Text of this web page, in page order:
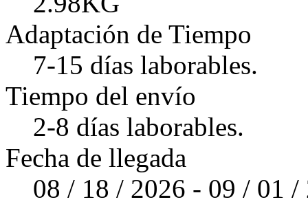
Adaptación de Tiempo
7-15 días laborables.
Tiempo del envío
2-8 días laborables.
Fecha de llegada
08 / 18 / 2026 - 09 / 01 /